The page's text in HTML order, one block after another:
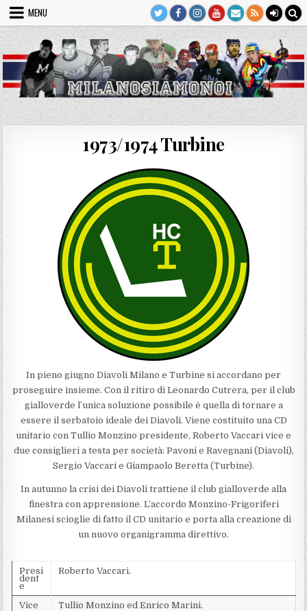
Skip
content
MENU
1973/1974 Turbine
In pieno giugno Diavoli Milano e Turbine si accordano per
proseguire insieme. Con il ritiro di Leonardo Cutrera, per il club
gialloverde l’unica soluzione possibile è quella di tornare a
essere il serbatoio ideale dei Diavoli. Viene costituito una CD
unitario con Tullio Monzino presidente, Roberto Vaccari vice e
due consiglieri a testa per società: Pavoni e Ravegnani (Diavoli),
Sergio Vaccari e Giampaolo Beretta (Turbine).
In autunno la crisi dei Diavoli trattiene il club gialloverde alla
finestra con apprensione. L’accordo Monzino-Frigoriferi
Milanesi scioglie di fatto il CD unitario e porta alla creazione di
un nuovo organigramma direttivo.
Presi
dent
e
Roberto Vaccari.
Vice
Tullio Monzino ed Enrico Marini.